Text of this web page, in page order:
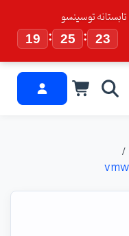
توسینسو
19
: 25 : 22